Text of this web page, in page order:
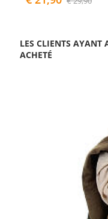
LES CLIENTS AYANT
ACHETÉ